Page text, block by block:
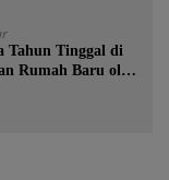
Tahun Tinggal di
Rumah Baru oleh